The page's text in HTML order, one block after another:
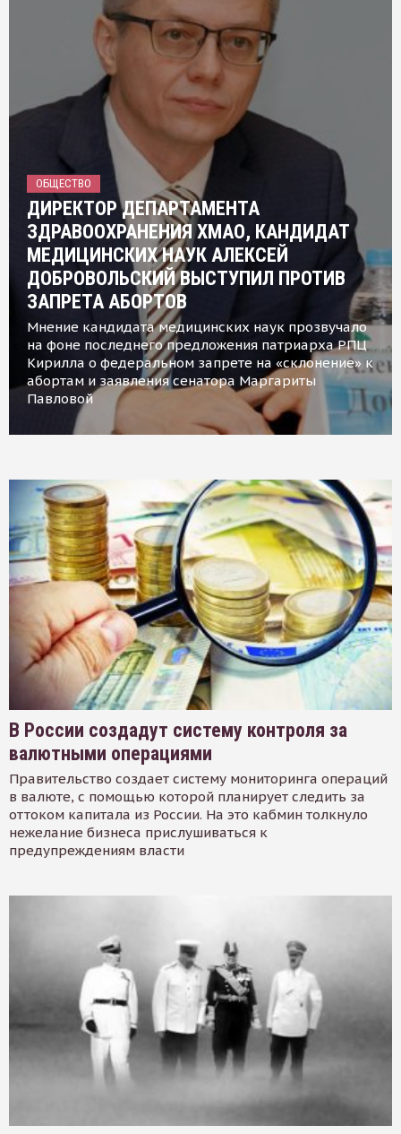
ОБЩЕСТВО
ДИРЕКТОР ДЕПАРТАМЕНТА
ЗДРАВООХРАНЕНИЯ ХМАО, КАНДИДАТ
МЕДИЦИНСКИХ НАУК АЛЕКСЕЙ
ДОБРОВОЛЬСКИЙ ВЫСТУПИЛ ПРОТИВ
ЗАПРЕТА АБОРТОВ
Мнение кандидата медицинских наук прозвучало
на фоне последнего предложения патриарха РПЦ
Кирилла о федеральном запрете на «склонение» к
абортам и заявления сенатора Маргариты
Павловой
В России создадут систему контроля за
валютными операциями
Правительство создает систему мониторинга операций
в валюте, с помощью которой планирует следить за
оттоком капитала из России. На это кабмин толкнуло
нежелание бизнеса прислушиваться к
предупреждениям власти